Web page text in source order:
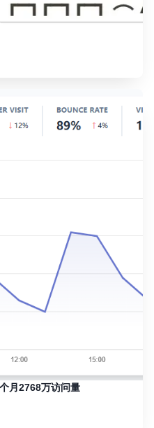
月2768万访问量